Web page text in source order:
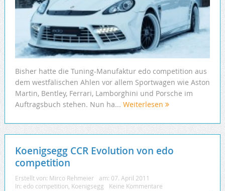
Bisher hatte die Tuning-Manufaktur edo competition aus
dem westfälischen Ahlen vor allem Sportwagen wie Aston
Martin, Bentley, Ferrari, Lamborghini und Porsche im
Auftragsbuch stehen. Nun ha... Weiterlesen
Koenigsegg CCR Evolution von edo
competition
Erstellt von: Mirco Rehmeier am: 07. April 2011
In: edo competition, Koenigsegg Keine Kommentare